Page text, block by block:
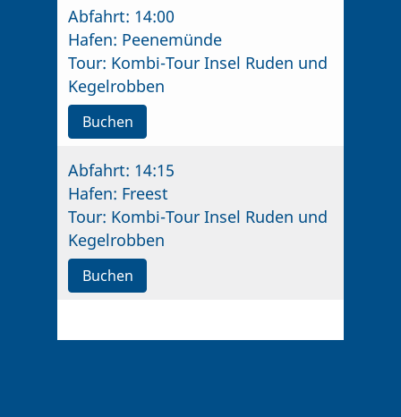
Abfahrt: 14:00
Hafen: Peenemünde
Tour: Kombi-Tour Insel Ruden und
Kegelrobben
Buchen
Abfahrt: 14:15
Hafen: Freest
Tour: Kombi-Tour Insel Ruden und
Kegelrobben
Buchen